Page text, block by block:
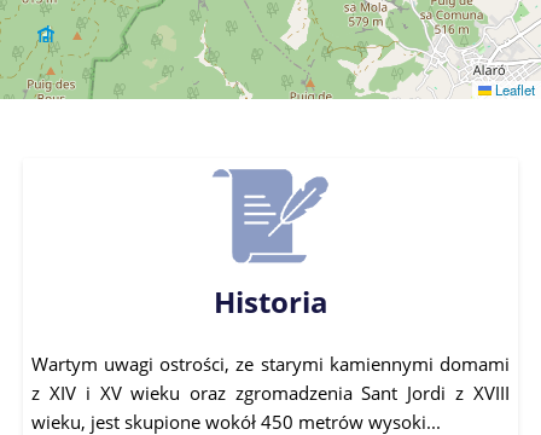
Leaflet
Historia
Wartym uwagi ostrości, ze starymi kamiennymi domami
z XIV i XV wieku oraz zgromadzenia Sant Jordi z XVIII
wieku, jest skupione wokół 450 metrów wysoki...